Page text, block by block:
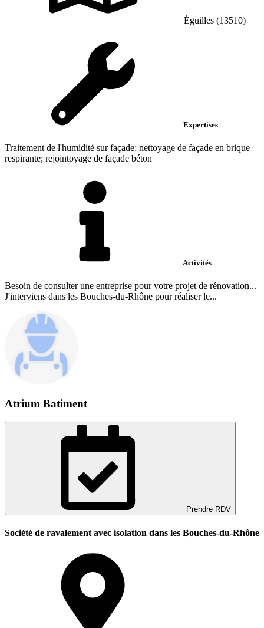
Éguilles (13510)
Expertises
Traitement de l'humidité sur façade; nettoyage de façade en brique
respirante; rejointoyage de façade béton
Activités
Besoin de consulter une entreprise pour votre projet de rénovation...
J'interviens dans les Bouches-du-Rhône pour réaliser le...
Atrium Batiment
Prendre RDV
Société de ravalement avec isolation dans les Bouches-du-Rhône